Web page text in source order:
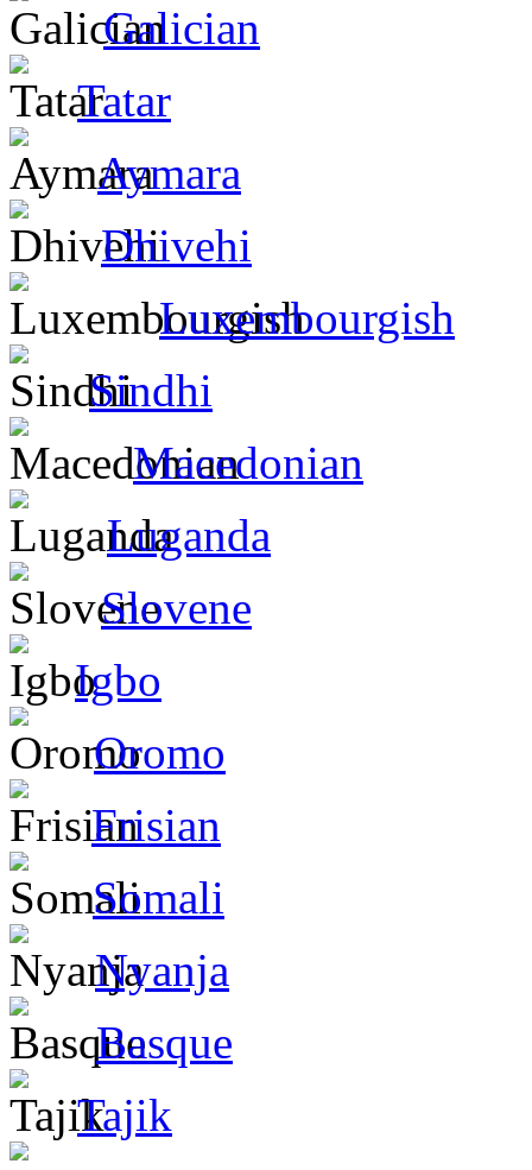
Galician
Tatar
Aymara
Dhivehi
Luxembourgish
Sindhi
Macedonian
Luganda
Slovene
Igbo
Oromo
Frisian
Somali
Nyanja
Basque
Tajik